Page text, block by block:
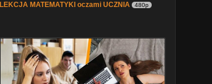
LEKCJA MATEMATYKI oczami UCZNIA 480p